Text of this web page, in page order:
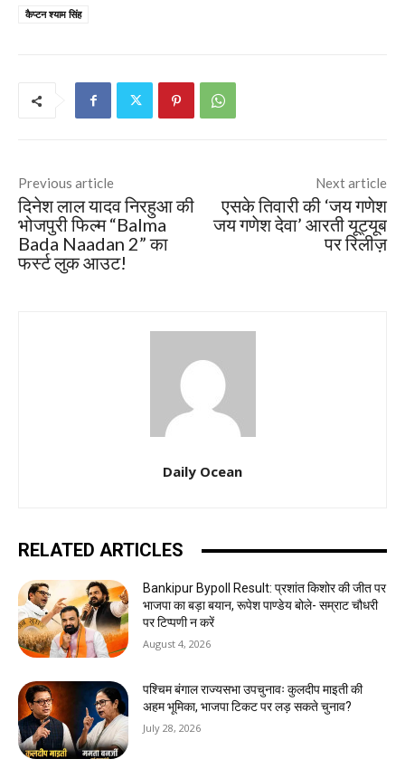
कैप्टन श्याम सिंह
Previous article
दिनेश लाल यादव निरहुआ की
भोजपुरी फिल्म “Balma
Bada Naadan 2” का
फर्स्ट लुक आउट!
Next article
एसके तिवारी की ‘जय गणेश
जय गणेश देवा’ आरती यूट्यूब
पर रिलीज़
Daily Ocean
RELATED ARTICLES
Bankipur Bypoll Result: प्रशांत किशोर की जीत पर
भाजपा का बड़ा बयान, रूपेश पाण्डेय बोले- सम्राट चौधरी
पर टिप्पणी न करें
August 4, 2026
पश्चिम बंगाल राज्यसभा उपचुनावः कुलदीप माइती की
अहम भूमिका, भाजपा टिकट पर लड़ सकते चुनाव?
July 28, 2026